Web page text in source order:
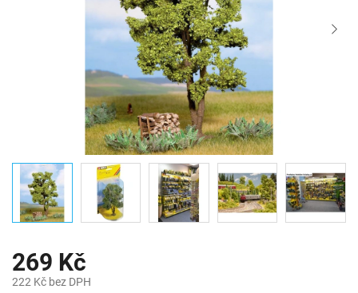
269 Kč
222 Kč bez DPH